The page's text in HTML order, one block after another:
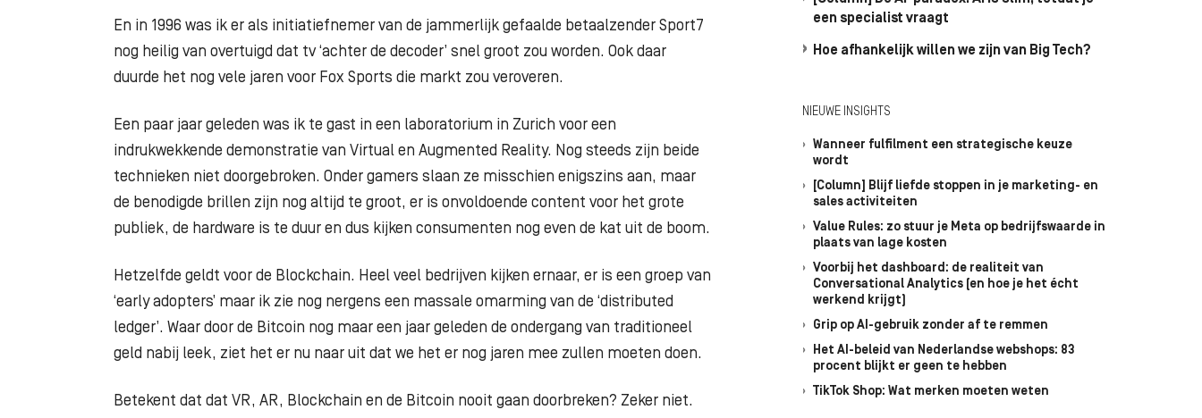
En in 1996 was ik er als initiatiefnemer van de jammerlijk gefaalde betaalzender Sport7
nog heilig van overtuigd dat tv ‘achter de decoder’ snel groot zou worden. Ook daar
duurde het nog vele jaren voor Fox Sports die markt zou veroveren.
Een paar jaar geleden was ik te gast in een laboratorium in Zurich voor een
indrukwekkende demonstratie van Virtual en Augmented Reality. Nog steeds zijn beide
technieken niet doorgebroken. Onder gamers slaan ze misschien enigszins aan, maar
de benodigde brillen zijn nog altijd te groot, er is onvoldoende content voor het grote
publiek, de hardware is te duur en dus kijken consumenten nog even de kat uit de boom.
Hetzelfde geldt voor de Blockchain. Heel veel bedrijven kijken ernaar, er is een groep van
‘early adopters’ maar ik zie nog nergens een massale omarming van de ‘distributed
ledger’. Waar door de Bitcoin nog maar een jaar geleden de ondergang van traditioneel
geld nabij leek, ziet het er nu naar uit dat we het er nog jaren mee zullen moeten doen.
Betekent dat dat VR, AR, Blockchain en de Bitcoin nooit gaan doorbreken? Zeker niet.
een specialist vraagt
Hoe afhankelijk willen we zijn van Big Tech?
NIEUWE INSIGHTS
Wanneer fulfilment een strategische keuze
wordt
[Column] Blijf liefde stoppen in je marketing- en
sales activiteiten
Value Rules: zo stuur je Meta op bedrijfswaarde in
plaats van lage kosten
Voorbij het dashboard: de realiteit van
Conversational Analytics (en hoe je het écht
werkend krijgt)
Grip op AI-gebruik zonder af te remmen
Het AI-beleid van Nederlandse webshops: 83
procent blijkt er geen te hebben
TikTok Shop: Wat merken moeten weten